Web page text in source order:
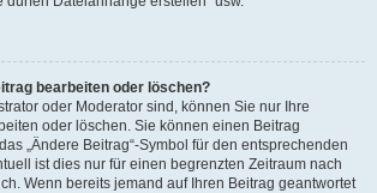
bearbeiten oder löschen?
oder Moderator sind, können Sie nur Ihre
oder löschen. Sie können einen Beitrag
„Ändere Beitrag“-Symbol für den entsprechenden
ist dies nur für einen begrenzten Zeitraum nach
Wenn bereits jemand auf Ihren Beitrag geantwortet